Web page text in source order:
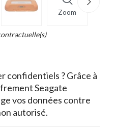
Zoom
confidentiels ? Grâce à
Seagate
vos données contre
autorisé.